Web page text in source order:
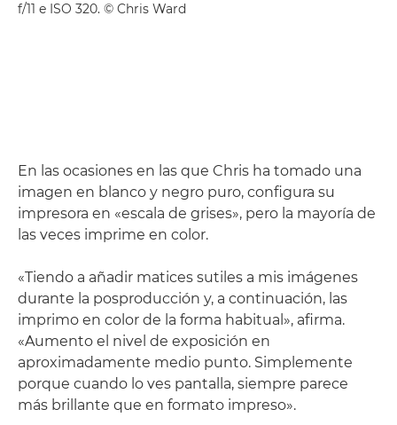
f/11 e ISO 320. © Chris Ward
En las ocasiones en las que Chris ha tomado una
imagen en blanco y negro puro, configura su
impresora en «escala de grises», pero la mayoría de
las veces imprime en color.
«Tiendo a añadir matices sutiles a mis imágenes
durante la posproducción y, a continuación, las
imprimo en color de la forma habitual», afirma.
«Aumento el nivel de exposición en
aproximadamente medio punto. Simplemente
porque cuando lo ves pantalla, siempre parece
más brillante que en formato impreso».